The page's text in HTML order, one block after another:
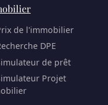
de l'immobilier
DPE
de prêt
Projet